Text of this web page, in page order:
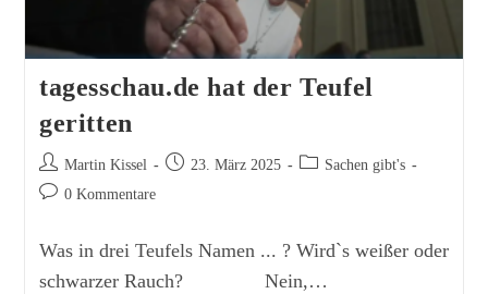
tagesschau.de hat der Teufel
geritten
Beitrags-
Autor:
Martin Kissel
Beitrag23. März 2025
Beitrags-
Sachen gibt's
Beitrags-0 Kommentare
Was in drei Teufels Namen ... ? Wird`s weißer oder
schwarzer Rauch? Nein,…